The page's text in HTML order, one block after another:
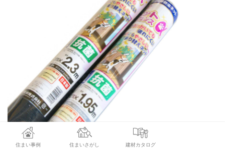
ダイオ ペットディフェンスα
住まい事例 住まいさがし 建材カタログ